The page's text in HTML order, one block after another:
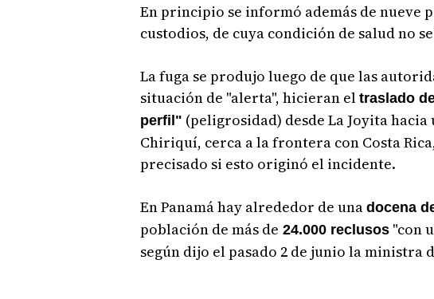
En principio se informó además de nueve
custodios, de cuya condición de salud no
La fuga se produjo luego de que las
situación de "alerta", hicieran el traslado
perfil" (peligrosidad) desde La Joyita
Chiriquí, cerca a la frontera con Costa
precisado si esto originó el incidente.
En Panamá hay alrededor de una docena
población de más de 24.000 reclusos"con
según dijo el pasado 2 de junio la ministra